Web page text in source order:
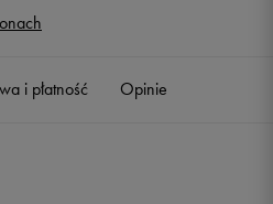
i płatność Opinie